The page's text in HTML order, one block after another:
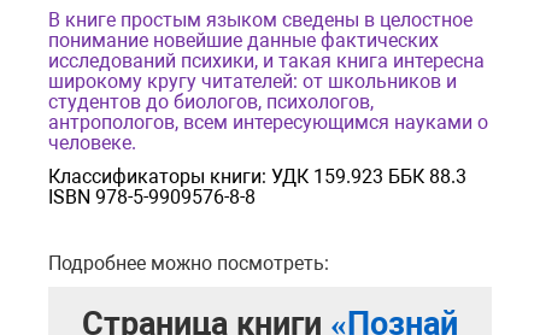
В книге простым языком сведены в целостное
понимание новейшие данные фактических
исследований психики, и такая книга интересна
широкому кругу читателей: от школьников и
студентов до биологов, психологов,
антропологов, всем интересующимся науками о
человеке.
Классификаторы книги: УДК 159.923 ББК 88.3
ISBN 978-5-9909576-8-8
Подробнее можно посмотреть:
Страница книги «Познай